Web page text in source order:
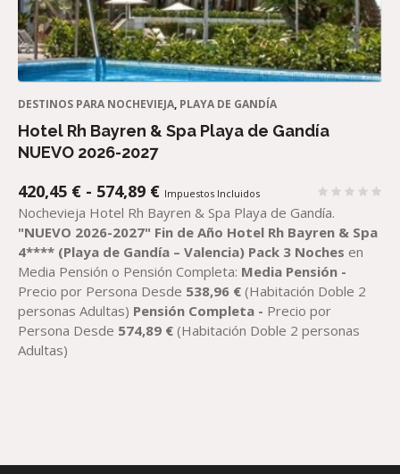
DESTINOS PARA NOCHEVIEJA, PLAYA DE GANDÍA
Hotel Rh Bayren & Spa Playa de Gandía
NUEVO 2026-2027
420,45 € - 574,89 €RANGO
DE
PRECIOS:
DESDE
420,45 €
HASTA
574,89 €
Impuestos Incluidos
Nochevieja Hotel Rh Bayren & Spa Playa de Gandía.
"NUEVO 2026-2027" Fin de Año Hotel Rh Bayren & Spa
4**** (Playa de Gandía – Valencia) Pack 3 Noches en
Media Pensión o Pensión Completa: Media Pensión -
Precio por Persona Desde 538,96 € (Habitación Doble 2
personas Adultas) Pensión Completa - Precio por
Persona Desde 574,89 € (Habitación Doble 2 personas
Adultas)